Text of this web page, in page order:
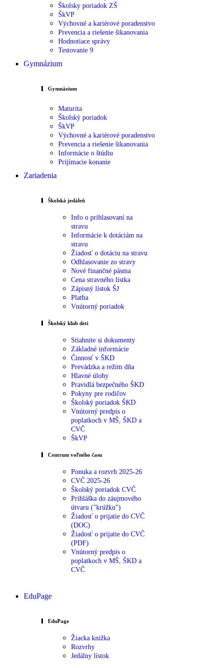
Školsky poriadok ZŠ
ŠkVP
Výchovné a kariérové poradenstvo
Prevencia a riešenie šikanovania
Hodnotiace správy
Testovanie 9
Gymnázium
Gymnázium
Maturita
Školský poriadok
ŠkVP
Výchovné a kariérové poradenstvo
Prevencia a riešenie šikanovania
Informácie o štúdiu
Prijímacie konanie
Zariadenia
Školská jedáleň
Info o prihlasovaní na
stravu
Informácie k dotáciám na
stravu
Žiadosť o dotáciu na stravu
Odhlasovanie zo stravy
Nové finančné pásma
Cena stravného lístka
Zápisný lístok ŠJ
Platba
Vnútorný poriadok
Školský klub deti
Stiahnite si dokumenty
Základné informácie
Činnosť v ŠKD
Prevádzka a režim dňa
Hlavné úlohy
Pravidlá bezpečného ŠKD
Pokyny pre rodičov
Školský poriadok ŠKD
Vnútorný predpis o
poplatkoch v MŠ, ŠKD a
CVČ
ŠkVP
Centrum voľného času
Ponuka a rozvrh 2025-26
CVČ 2025-26
Školský poriadok CVČ
Prihláška do záujmového
útvaru ("krúžku")
Žiadosť o prijatie do CVČ
(DOC)
Žiadosť o prijatie do CVČ
(PDF)
Vnútorný predpis o
poplatkoch v MŠ, ŠKD a
CVČ
EduPage
EduPage
Žiacka knižka
Rozvrhy
Jedálny lístok